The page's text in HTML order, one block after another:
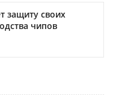
защиту своих
чипов